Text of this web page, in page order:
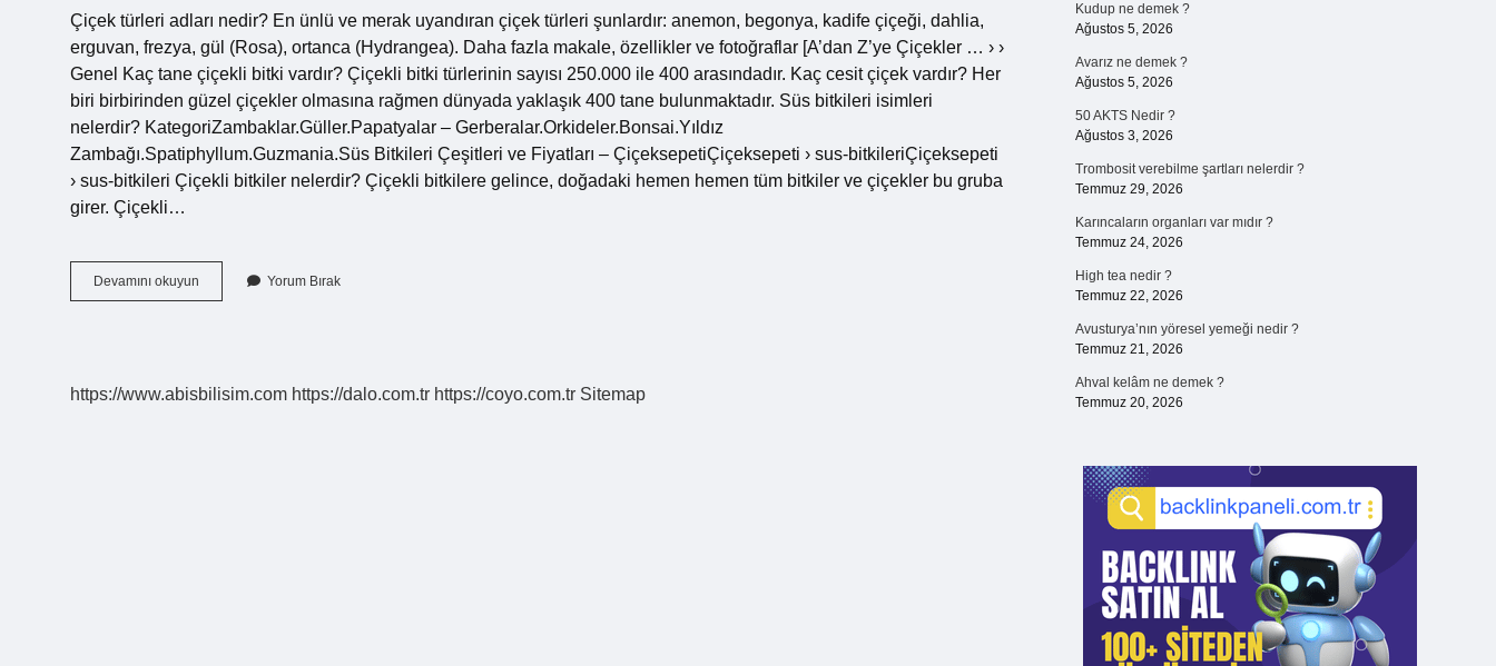
Çiçek türleri adları nedir? En ünlü ve merak uyandıran çiçek türleri şunlardır: anemon, begonya, kadife çiçeği, dahlia,
erguvan, frezya, gül (Rosa), ortanca (Hydrangea). Daha fazla makale, özellikler ve fotoğraflar [A’dan Z’ye Çiçekler … › ›
Genel Kaç tane çiçekli bitki vardır? Çiçekli bitki türlerinin sayısı 250.000 ile 400 arasındadır. Kaç cesit çiçek vardır? Her
biri birbirinden güzel çiçekler olmasına rağmen dünyada yaklaşık 400 tane bulunmaktadır. Süs bitkileri isimleri
nelerdir? KategoriZambaklar.Güller.Papatyalar – Gerberalar.Orkideler.Bonsai.Yıldız
Zambağı.Spatiphyllum.Guzmania.Süs Bitkileri Çeşitleri ve Fiyatları – ÇiçeksepetiÇiçeksepeti › sus-bitkileriÇiçeksepeti
› sus-bitkileri Çiçekli bitkiler nelerdir? Çiçekli bitkilere gelince, doğadaki hemen hemen tüm bitkiler ve çiçekler bu gruba
girer. Çiçekli…
Devamını okuyun
Bitkilerin
Yorum Bırak
https://www.abisbilisim.com https://dalo.com.tr https://coyo.com.tr Sitemap
Kudup ne demek ?
Ağustos 5, 2026
Avarız ne demek ?
Ağustos 5, 2026
50 AKTS Nedir ?
Ağustos 3, 2026
Trombosit verebilme şartları nelerdir ?
Temmuz 29, 2026
Karıncaların organları var mıdır ?
Temmuz 24, 2026
High tea nedir ?
Temmuz 22, 2026
Avusturya’nın yöresel yemeği nedir ?
Temmuz 21, 2026
Ahval kelâm ne demek ?
Temmuz 20, 2026